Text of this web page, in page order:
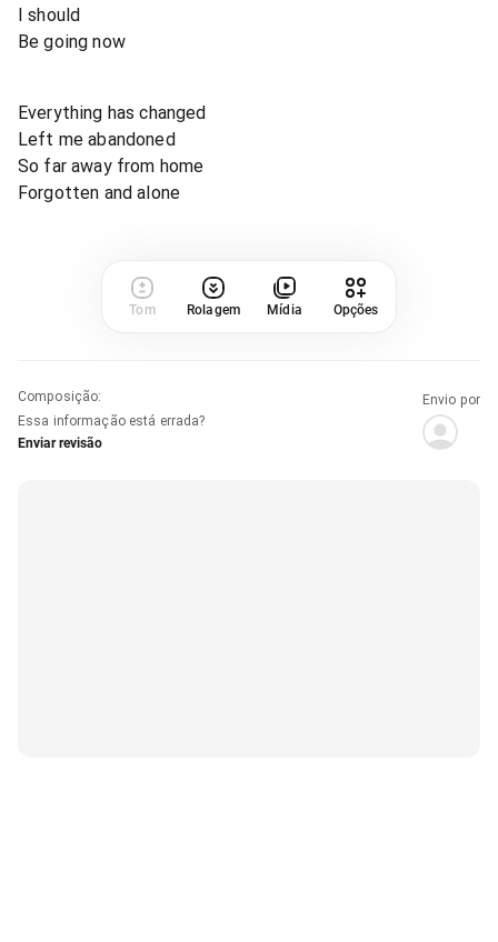
I should
Be going now
Everything has changed
Left me abandoned
So far away from home
Forgotten and alone
Tom Rolagem Mídia Opções
Composição:
Essa informação está errada?
Enviar revisão
Envio por